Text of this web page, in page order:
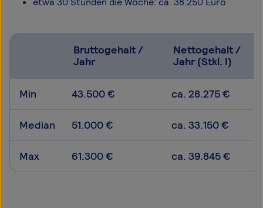
Bruttogehalt /
Jahr
Nettogehalt /
Jahr (Stkl. I)
Min 43.500 € ca. 28.275 €
Median 51.000 € ca. 33.150 €
Max 61.300 € ca. 39.845 €